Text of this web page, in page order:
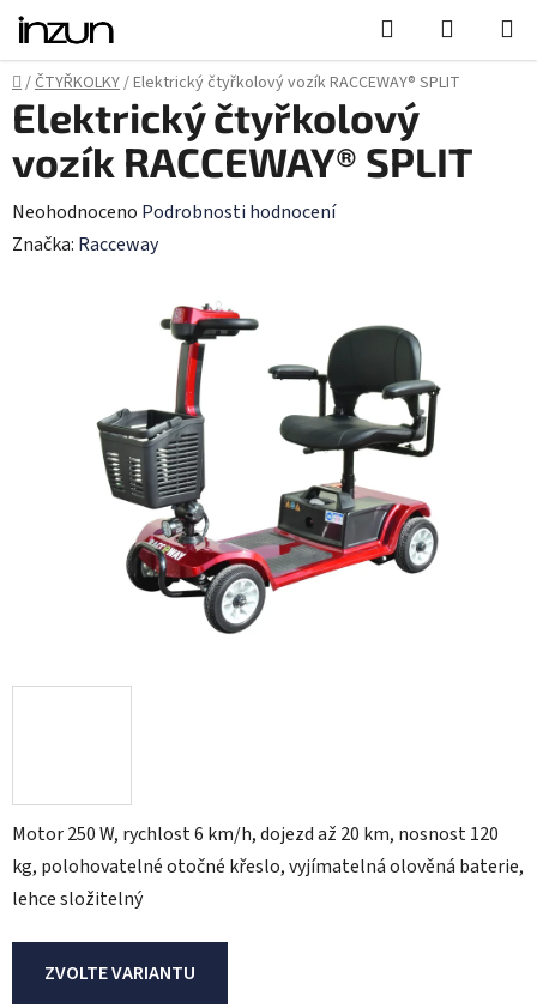
Přejít
obsah
Hledat
KOŠÍK
Domů
/ČTYŘKOLKY/Elektrický čtyřkolový vozík RACCEWAY® SPLIT
Motor 250 W, rychlost 6 km/h, dojezd až 20 km, nosnost 120
kg, polohovatelné otočné křeslo, vyjímatelná olověná baterie,
lehce složitelný
ZVOLTE VARIANTU
Elektrický čtyřkolový
vozík RACCEWAY® SPLIT
Průměrné
hodnocení
Neohodnoceno Podrobnosti hodnocení
Značka: Racceway